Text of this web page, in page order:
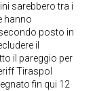
sarebbero tra i
hanno
posto in
il
il pareggio per
Tiraspol
fin qui 12